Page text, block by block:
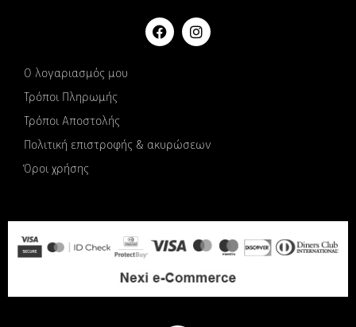
Ο λογαριασμός μου
Τρόποι Πληρωμής
Τρόποι Αποστολής
Πολιτική επιστροφής & ακυρώσεων
Όροι χρήσης